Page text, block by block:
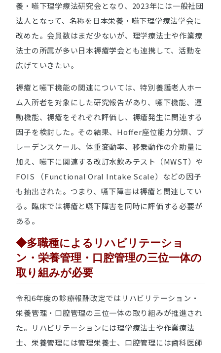
養・嚥下理学療法研究会となり、2023年には一般社団
法人となって、名称を日本栄養・嚥下理学療法学会に
改めた。会員数はまだ少ないが、理学療法士や作業療
法士の所属が多い日本褥瘡学会とも連携して、活動を
広げていきたい。
褥瘡と嚥下機能の関連については、特別養護老人ホー
ム入所者を対象にした研究報告があり、嚥下機能、運
動機能、褥瘡をそれぞれ評価し、褥瘡発生に関連する
因子を検討した。その結果、Hoffer座位能力分類、ブ
レーデンスケール、体重変動率、移乗動作の介助量に
加え、嚥下に関連する改訂水飲みテスト（MWST）や
FOIS （Functional Oral Intake Scale）などの因子
も抽出された。つまり、嚥下障害は褥瘡と関連してい
る。臨床では褥瘡と嚥下障害を同時に評価する必要が
ある。
◆多職種によるリハビリテーショ
ン・栄養管理・口腔管理の三位一体の
取り組みが必要
令和6年度の診療報酬改定ではリハビリテーション・
栄養管理・口腔管理の三位一体の取り組みが推進され
た。リハビリテーションには理学療法士や作業療法
士、栄養管理には管理栄養士、口腔管理には歯科医師